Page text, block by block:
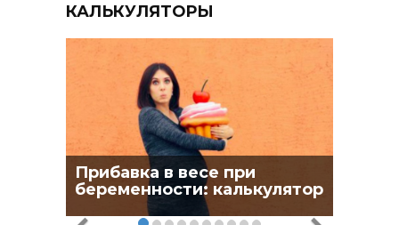
КАЛЬКУЛЯТОРЫ
Прибавка в весе при
беременности: калькулятор